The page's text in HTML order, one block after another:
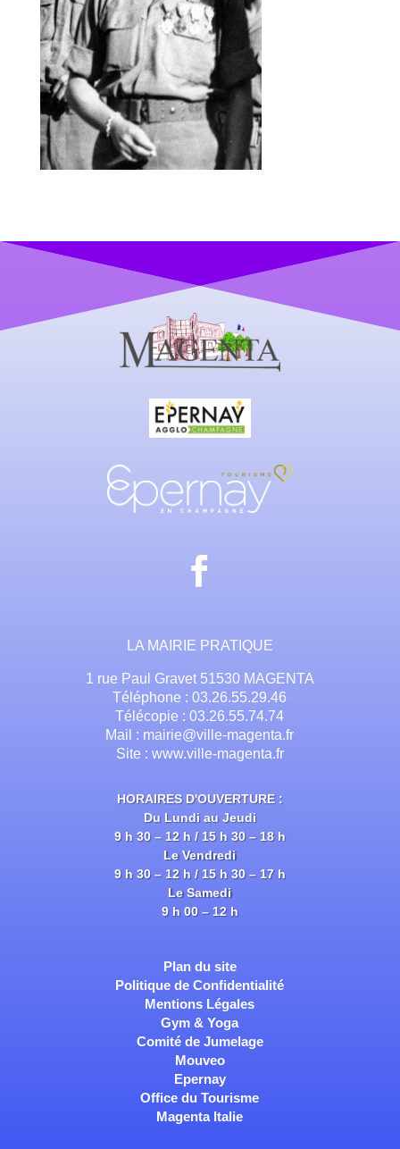
LA MAIRIE PRATIQUE
1 rue Paul Gravet 51530 MAGENTA
Téléphone : 03.26.55.29.46
Télécopie : 03.26.55.74.74
Mail : mairie@ville-magenta.fr
Site : www.ville-magenta.fr
HORAIRES D'OUVERTURE :
Du Lundi au Jeudi
9 h 30 – 12 h / 15 h 30 – 18 h
Le Vendredi
9 h 30 – 12 h / 15 h 30 – 17 h
Le Samedi
9 h 00 – 12 h
Plan du site
Politique de Confidentialité
Mentions Légales
Gym & Yoga
Comité de Jumelage
Mouveo
Epernay
Office du Tourisme
Magenta Italie